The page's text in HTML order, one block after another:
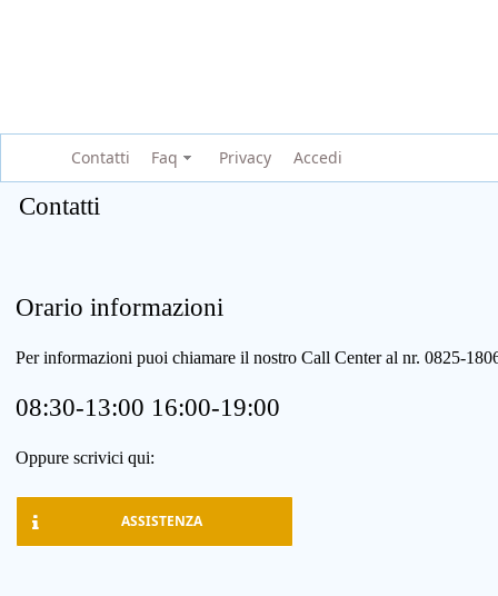
Contatti Faq Privacy Accedi
Contatti
Orario informazioni
Per informazioni puoi chiamare il nostro Call Center al nr. 0825-
08:30-13:00 16:00-19:00
Oppure scrivici qui:
ASSISTENZA